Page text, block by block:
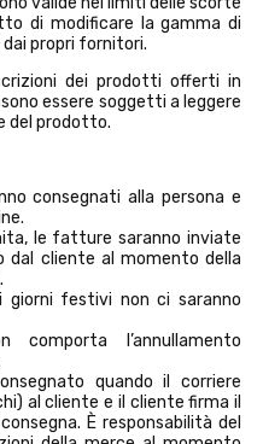
di modificare la gamma di
propri fornitori.
dei prodotti offerti in
essere soggetti a leggere
del prodotto.
consegnati alla persona e
le fatture saranno inviate
dal cliente al momento della
giorni festivi non ci saranno
l’annullamento
quando il corriere
al cliente e il cliente firma il
È responsabilità del